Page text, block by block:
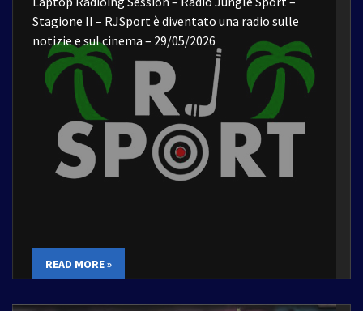
Stagione II – RJSport è diventato una radio sulle
notizie e sul cinema – 29/05/2026
READ MORE »